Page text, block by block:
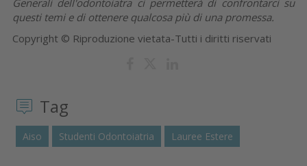
Generali dell'odontoiatra ci permetterà di confrontarci su
questi temi e di ottenere qualcosa più di una promessa.
Copyright © Riproduzione vietata-Tutti i diritti riservati
Tag
Aiso Studenti Odontoiatria Lauree Estere